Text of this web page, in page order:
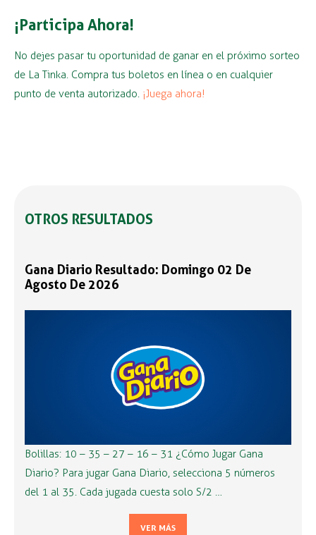
¡Participa Ahora!
No dejes pasar tu oportunidad de ganar en el próximo sorteo
de La Tinka. Compra tus boletos en línea o en cualquier
punto de venta autorizado. ¡Juega ahora!
OTROS RESULTADOS
Gana Diario Resultado: Domingo 02 De
Agosto De 2026
Bolillas: 10 – 35 – 27 – 16 – 31 ¿Cómo Jugar Gana
Diario? Para jugar Gana Diario, selecciona 5 números
del 1 al 35. Cada jugada cuesta solo S/2 …
VER MÁS